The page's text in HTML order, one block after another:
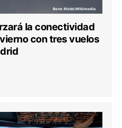
la conectividad
con tres vuelos